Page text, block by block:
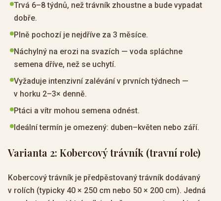
Trvá 6–8 týdnů, než trávník zhoustne a bude vypadat
dobře.
Plně pochozí je nejdříve za 3 měsíce.
Náchylný na erozi na svazích — voda spláchne
semena dříve, než se uchytí.
Vyžaduje intenzivní zalévání v prvních týdnech —
v horku 2–3× denně.
Ptáci a vítr mohou semena odnést.
Ideální termín je omezený: duben–květen nebo září.
Varianta 2: Kobercový trávník (travní role)
Kobercový trávník je předpěstovaný trávník dodávaný
v rolích (typicky 40 × 250 cm nebo 50 × 200 cm). Jedná